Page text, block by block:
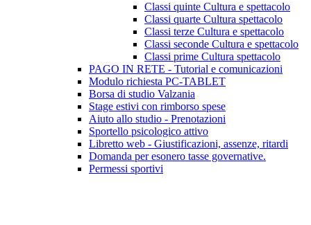
Classi quinte Cultura e spettacolo
Classi quarte Cultura spettacolo
Classi terze Cultura e spettacolo
Classi seconde Cultura e spettacolo
Classi prime Cultura spettacolo
PAGO IN RETE - Tutorial e comunicazioni
Modulo richiesta PC-TABLET
Borsa di studio Valzania
Stage estivi con rimborso spese
Aiuto allo studio - Prenotazioni
Sportello psicologico attivo
Libretto web - Giustificazioni, assenze, ritardi
Domanda per esonero tasse governative.
Permessi sportivi